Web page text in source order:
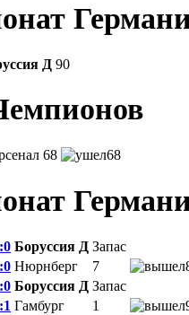
Д 90
68 68
Боруссия Д Запас
Нюрнберг 7
Боруссия Д Запас
Гамбург 1